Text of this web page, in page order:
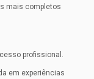
mais completos
profissional.
em experiências